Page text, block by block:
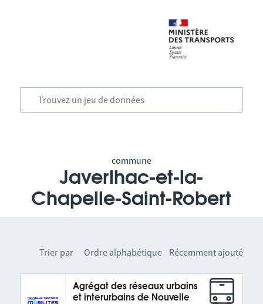
commune
Javerlhac-et-la-
Chapelle-Saint-Robert
Trier par Ordre alphabétique Récemment ajouté
Agrégat des réseaux urbains
et interurbains de Nouvelle